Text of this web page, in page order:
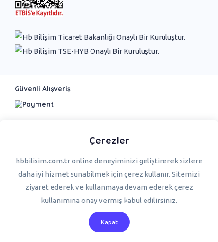
Menü
Güvenli Alışveriş
© Copyright 2022 Hb Bilişim. Design & Development
V : 9.6
Çerezler
hbbilisim.com.tr online deneyiminizi geliştirerek sizlere
daha iyi hizmet sunabilmek için çerez kullanır. Sitemizi
ziyaret ederek ve kullanmaya devam ederek çerez
kullanımına onay vermiş kabul edilirsiniz.
Kapat